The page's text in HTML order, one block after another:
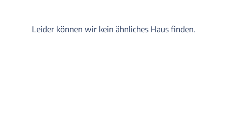
Leider können wir kein ähnliches Haus finden.